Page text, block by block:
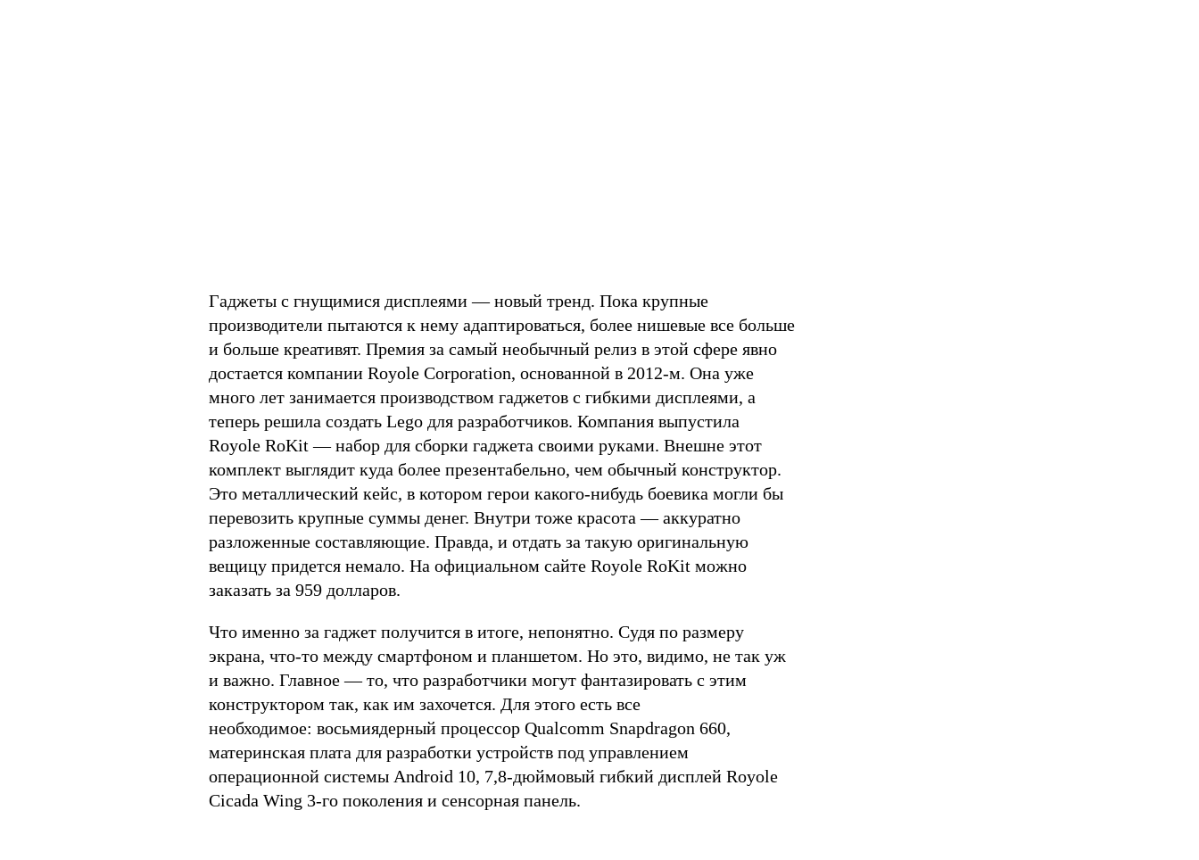
Гаджеты с гнущимися дисплеями — новый тренд. Пока крупные
производители пытаются к нему адаптироваться, более нишевые все больше
и больше креативят. Премия за самый необычный релиз в этой сфере явно
достается компании Royole Corporation, основанной в 2012-м. Она уже
много лет занимается производством гаджетов с гибкими дисплеями, а
теперь решила создать Lego для разработчиков. Компания выпустила
Royole RoKit — набор для сборки гаджета своими руками. Внешне этот
комплект выглядит куда более презентабельно, чем обычный конструктор.
Это металлический кейс, в котором герои какого-нибудь боевика могли бы
перевозить крупные суммы денег. Внутри тоже красота — аккуратно
разложенные составляющие. Правда, и отдать за такую оригинальную
вещицу придется немало. На официальном сайте Royole RoKit можно
заказать за 959 долларов.
Что именно за гаджет получится в итоге, непонятно. Судя по размеру
экрана, что-то между смартфоном и планшетом. Но это, видимо, не так уж
и важно. Главное — то, что разработчики могут фантазировать с этим
конструктором так, как им захочется. Для этого есть все
необходимое: восьмиядерный процессор Qualcomm Snapdragon 660,
материнская плата для разработки устройств под управлением
операционной системы Android 10, 7,8-дюймовый гибкий дисплей Royole
Cicada Wing 3-го поколения и сенсорная панель.